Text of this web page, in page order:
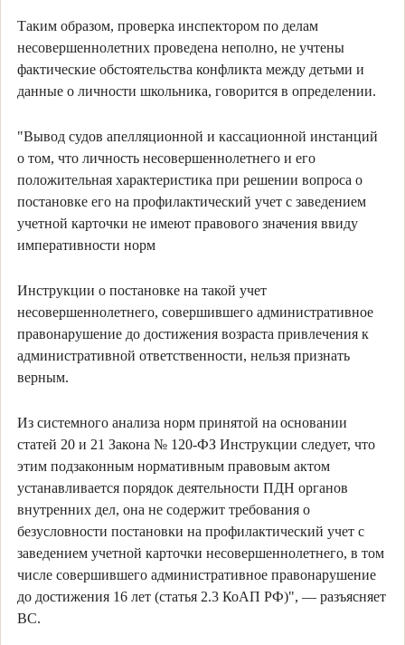
Таким образом, проверка инспектором по делам
несовершеннолетних проведена неполно, не учтены
фактические обстоятельства конфликта между детьми и
данные о личности школьника, говорится в определении.
"Вывод судов апелляционной и кассационной инстанций
о том, что личность несовершеннолетнего и его
положительная характеристика при решении вопроса о
постановке его на профилактический учет с заведением
учетной карточки не имеют правового значения ввиду
императивности норм
Инструкции о постановке на такой учет
несовершеннолетнего, совершившего административное
правонарушение до достижения возраста привлечения к
административной ответственности, нельзя признать
верным.
Из системного анализа норм принятой на основании
статей 20 и 21 Закона № 120-ФЗ Инструкции следует, что
этим подзаконным нормативным правовым актом
устанавливается порядок деятельности ПДН органов
внутренних дел, она не содержит требования о
безусловности постановки на профилактический учет с
заведением учетной карточки несовершеннолетнего, в том
числе совершившего административное правонарушение
до достижения 16 лет (статья 2.3 КоАП РФ)", — разъясняет
ВС.